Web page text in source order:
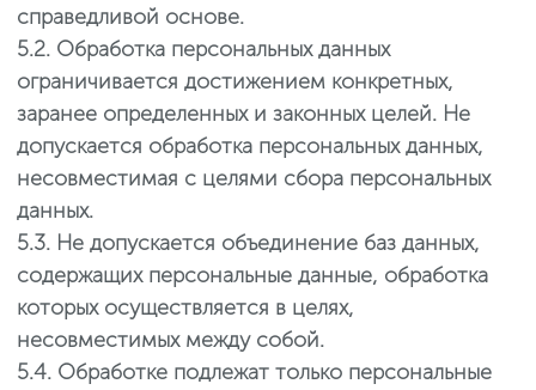
справедливой основе.
5.2. Обработка персональных данных
ограничивается достижением конкретных,
заранее определенных и законных целей. Не
допускается обработка персональных данных,
несовместимая с целями сбора персональных
данных.
5.3. Не допускается объединение баз данных,
содержащих персональные данные, обработка
которых осуществляется в целях,
несовместимых между собой.
5.4. Обработке подлежат только персональные